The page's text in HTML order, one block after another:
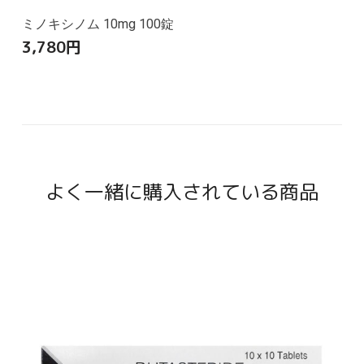
ミノキシノム 10mg 100錠
3,780円
よく一緒に購入されている商品